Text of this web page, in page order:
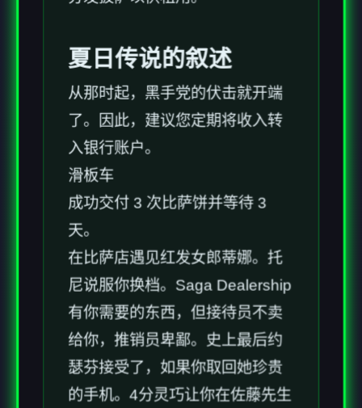
夏日传说的叙述
从那时起，黑手党的伏击就开端
了。因此，建议您定期将收入转
入银行账户。
滑板车
成功交付 3 次比萨饼并等待 3
天。
在比萨店遇见红发女郎蒂娜。托
尼说服你换档。Saga Dealership
有你需要的东西，但接待员不卖
给你，推销员卑鄙。史上最后约
瑟芬接受了，如果你取回她珍贵
的手机。4分灵巧让你在佐藤先生